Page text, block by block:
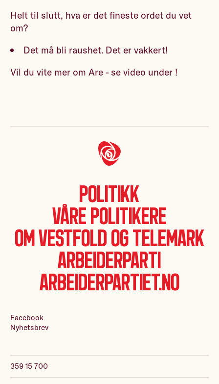
Helt til slutt, hva er det fineste ordet du vet
om?
Det må bli raushet. Det er vakkert!
Vil du vite mer om Are - se video under !
Politikk
Våre politikere
Om Vestfold og Telemark
Arbeiderparti
Arbeiderpartiet.no
359 15 700
Facebook
Nyhetsbrev